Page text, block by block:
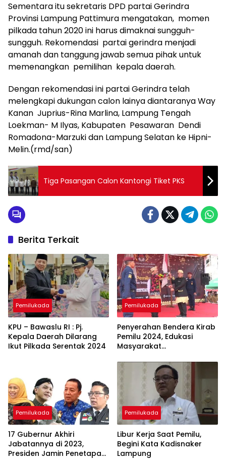
Sementara itu sekretaris DPD partai Gerindra
Provinsi Lampung Pattimura mengatakan, momen
pilkada tahun 2020 ini harus dimaknai sungguh-
sungguh. Rekomendasi partai gerindra menjadi
amanah dan tanggung jawab semua pihak untuk
memenangkan pemilihan kepala daerah.
Dengan rekomendasi ini partai Gerindra telah
melengkapi dukungan calon lainya diantaranya Way
Kanan Juprius-Rina Marlina, Lampung Tengah
Loekman- M Ilyas, Kabupaten Pesawaran Dendi
Romadona-Marzuki dan Lampung Selatan ke Hipni-
Melin.(rmd/san)
Tiga Pasangan Calon Kantongi Tiket PKS
Berita Terkait
Pemilukada
KPU – Bawaslu RI : Pj.
Kepala Daerah Dilarang
Ikut Pilkada Serentak 2024
Pemilukada
Penyerahan Bendera Kirab
Pemilu 2024, Edukasi
Masyarakat
Menentukan Pilihan
Pemilukada
17 Gubernur Akhiri
Jabatannya di 2023,
Presiden Jamin Penetapan
Pemilukada
Libur Kerja Saat Pemilu,
Begini Kata Kadisnaker
Lampung